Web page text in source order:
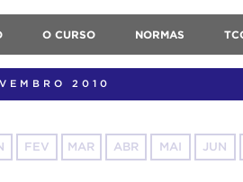
O CURSO NORMAS
2010
FEV MAR ABR MAI JUN